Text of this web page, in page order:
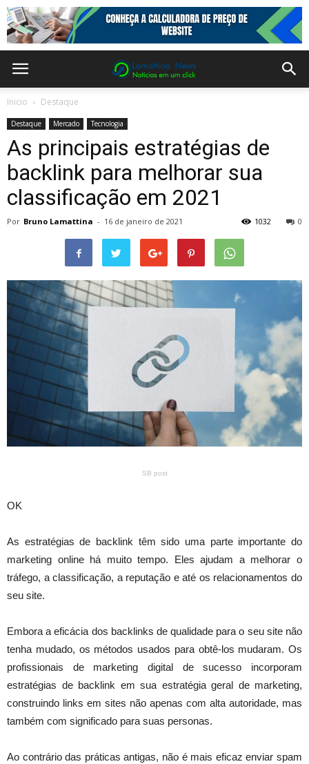
Inicio Destaque
Destaque Mercado Tecnologia
As principais estratégias de
backlink para melhorar sua
classificação em 2021
Por Bruno Lamattina - 16 de janeiro de 2021 0
1032
SB post
OK
As estratégias de backlink têm sido uma parte importante do
marketing online há muito tempo. Eles ajudam a melhorar o
tráfego, a classificação, a reputação e até os relacionamentos do
seu site.
Embora a eficácia dos backlinks de qualidade para o seu site não
tenha mudado, os métodos usados ​​para obtê-los mudaram. Os
profissionais de marketing digital de sucesso incorporam
estratégias de backlink em sua estratégia geral de marketing,
construindo links em sites não apenas com alta autoridade, mas
também com significado para suas personas.
Ao contrário das práticas antigas, não é mais eficaz enviar spam